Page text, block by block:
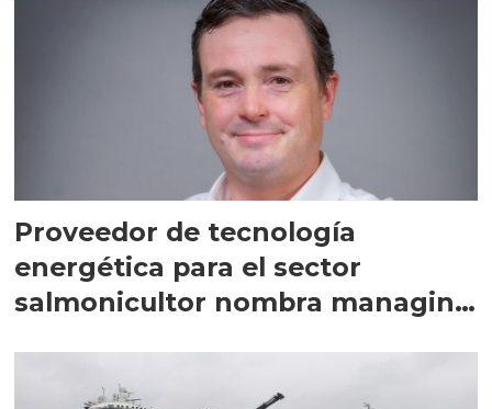
Proveedor de tecnología
energética para el sector
salmonicultor nombra managing